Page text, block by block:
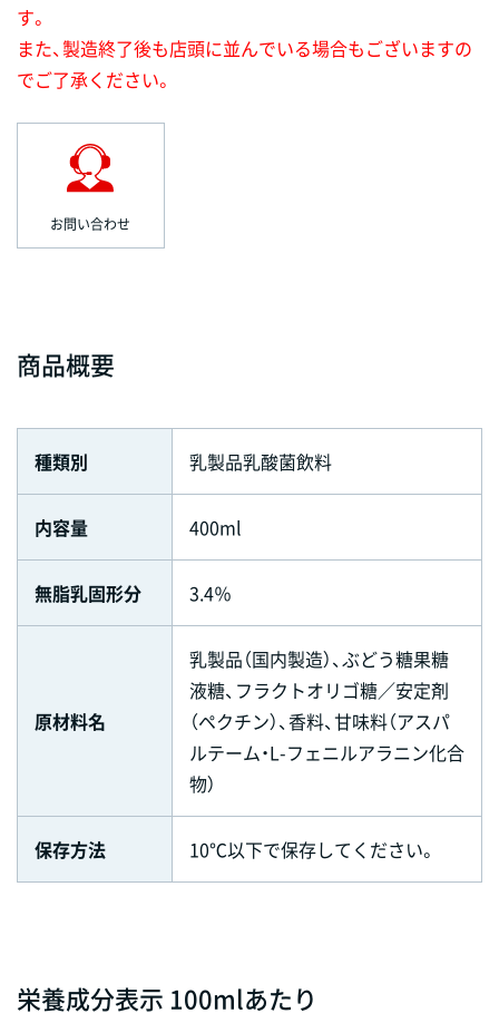
す。
また、製造終了後も店頭に並んでいる場合もございますの
でご了承ください。
お問い合わせ
商品概要
種類別 乳製品乳酸菌飲料
内容量 400ml
無脂乳固形分 3.4％
原材料名
乳製品（国内製造）、ぶどう糖果糖
液糖、フラクトオリゴ糖／安定剤
（ペクチン）、香料、甘味料（アスパ
ルテーム・L-フェニルアラニン化合
物）
保存方法 10℃以下で保存してください。
栄養成分表示 100mlあたり